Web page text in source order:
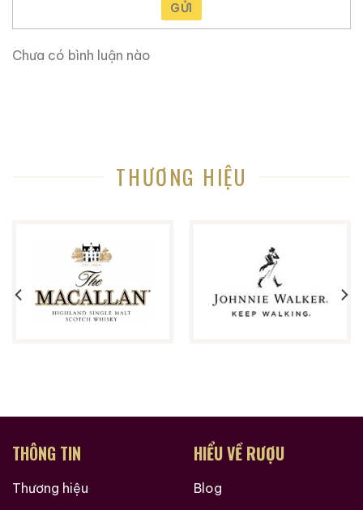
mang hơi hướng Art Nouveau
trung tâm
Mà tập trung vàocảm giác trưng bày và kể
Ngay cả khi chưa mở nắp, chai rượu đã hoàn thành vai
trò của một vật phẩm nghệ thuật.
4. Loại whisky bên trong – tinh thần blended Nhật
Bản cổ điển
Cân bằng
Dễ tiếp cận nhưng có chiều sâu
GỬI
Chưa có bình luận nào
THƯƠNG HIỆU
THÔNG TIN
Thương hiệu
HIỂU VỀ RƯỢU
Blog